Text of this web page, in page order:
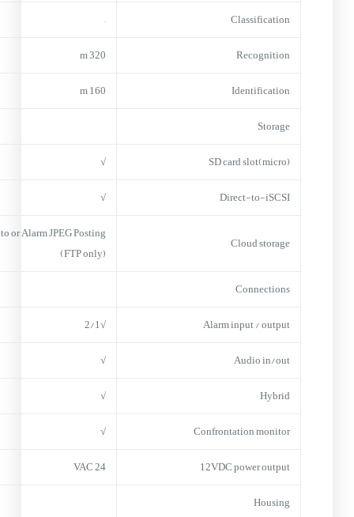
Classification
–
Recognition
320 m
Identification
160 m
Storage
(micro)SD card slot
√
Direct-to-iSCSI
√
Cloud storage
or Alarm JPEG Posting
(FTP only)
Connections
Alarm input / output
√2/1
Audio in/out
√
Hybrid
√
Confrontation monitor
√
12VDC power output
24 VAC
Housing